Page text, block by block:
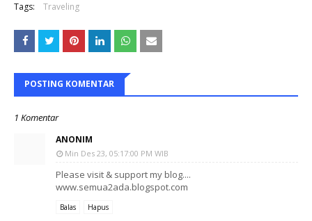
Tags: Traveling
POSTING KOMENTAR
1 Komentar
ANONIM
Min Des 23, 05:17:00 PM WIB
Please visit & support my blog....
www.semua2ada.blogspot.com
Balas Hapus